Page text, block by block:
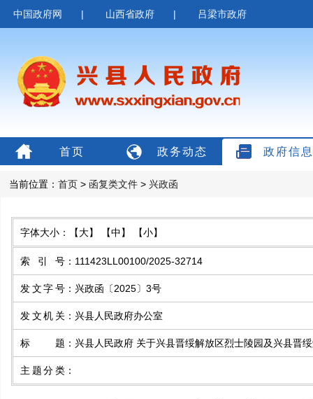
中国政府网 | 山西省政府 | 吕梁市政府
首页 政务动态 政府信
当前位置： 首页 > 函复类文件 > 兴政函
字体大小： 【大】 【中】 【小】
索引号 ： 111423LL00100/2025-32714
发文字号 ： 兴政函〔2025〕3号
发文机关 ： 兴县人民政府办公室
标题 ： 兴县人民政府 关于兴县晋绥解放区烈士陵园及兴县晋
主题分类 ：